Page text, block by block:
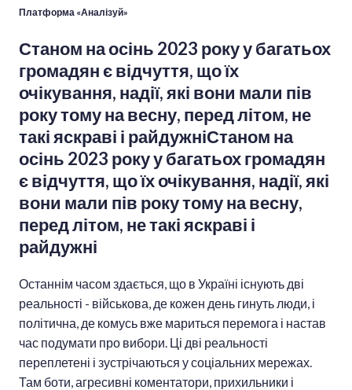
Платформа «Аналізуй»
Станом на осінь 2023 року у багатьох
громадян є відчуття, що їх
очікування, надії, які вони мали пів
року тому на весну, перед літом, не
такі яскраві і райдужніСтаном на
осінь 2023 року у багатьох громадян
є відчуття, що їх очікування, надії, які
вони мали пів року тому на весну,
перед літом, не такі яскраві і
райдужні
Останнім часом здається, що в Україні існують дві
реальності - військова, де кожен день гинуть люди, і
політична, де комусь вже мариться перемога і настав
час подумати про вибори. Ці дві реальності
переплетені і зустрічаються у соціальних мережах.
Там боти, агресивні коментатори, прихильники і